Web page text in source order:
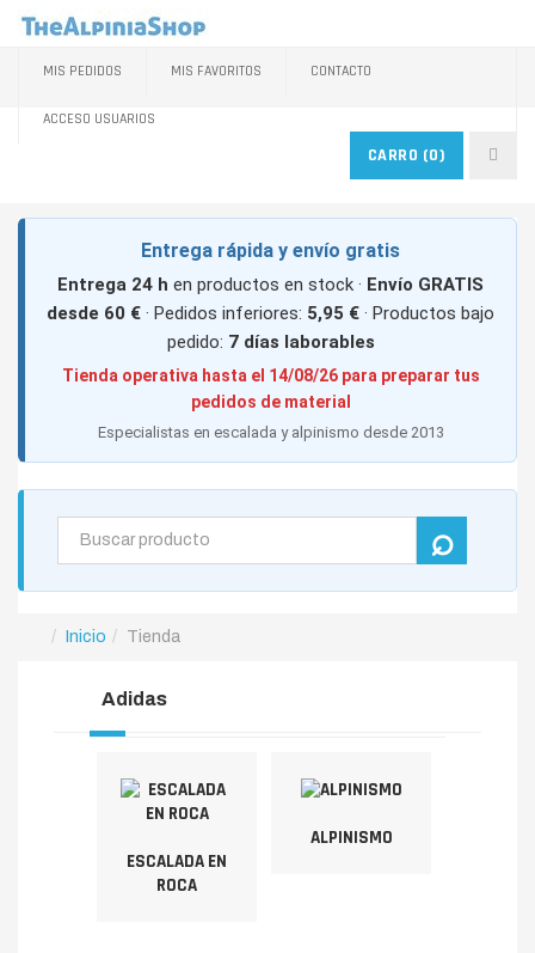
MIS PEDIDOS MIS FAVORITOS CONTACTO
ACCESO USUARIOS
CARRO (0)
Entrega rápida y envío gratis
Entrega 24 h en productos en stock · Envío GRATIS
desde 60 € · Pedidos inferiores: 5,95 € · Productos bajo
pedido: 7 días laborables
Tienda operativa hasta el 14/08/26 para preparar tus
pedidos de material
Especialistas en escalada y alpinismo desde 2013
Inicio Tienda
Adidas
ESCALADA EN
ROCA
ALPINISMO